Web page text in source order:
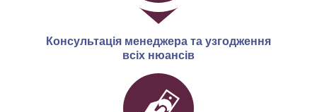
Консультація менеджера та узгодження
всіх нюансів